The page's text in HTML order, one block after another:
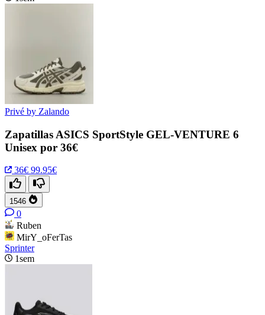
Privé by Zalando
Zapatillas ASICS SportStyle GEL-VENTURE 6
Unisex por 36€
36€ 99.95€
1546
0
Ruben
MirY_oFerTas
Sprinter
1sem